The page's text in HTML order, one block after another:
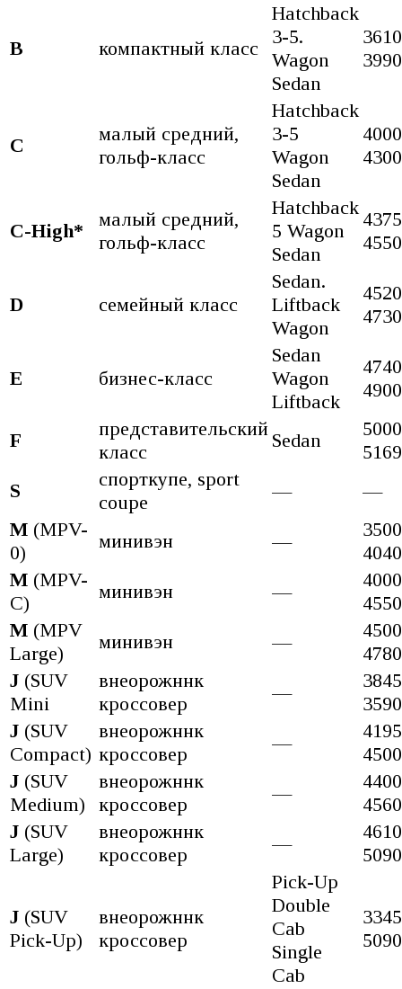
В компактный класс
Hatchback
3-5.
Wagon
Sedan
3990
С
малый средний,
гольф-класс
Hatchback
3-5
Wagon
Sedan
4300
C-High*
малый средний,
гольф-класс
Hatchback
5 Wagon
Sedan
4550
D семейный класс
Sedan.
Liftback
Wagon
4730
Е бизнес-класс
Sedan
Wagon
Liftback
4900
F
представительский
класс
Sedan
5169
S
спорткупе, sport
coupe
—
—
M (MPV-
0)
минивэн —
4040
M (MPV-
C)
минивэн —
4550
M (MPV
Large)
минивэн —
4780
J (SUV
Mini
внеорожннк
кроссовер
—
3590
J (SUV
Compact)
внеорожннк
кроссовер
—
4500
J (SUV
Medium)
внеорожннк
кроссовер
—
4560
J (SUV
Large)
внеорожннк
кроссовер
—
5090
J (SUV
Pick-Up)
внеорожннк
кроссовер
Pick-Up
Double
Cab
Single
Cab
5090